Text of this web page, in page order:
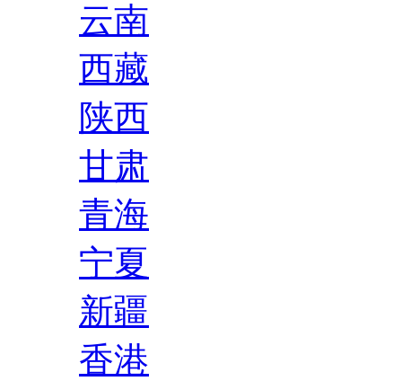
云南
西藏
陕西
甘肃
青海
宁夏
新疆
香港